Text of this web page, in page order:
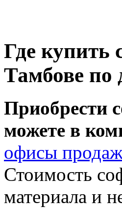
Где купить
Тамбове по
Приобрести
можете в
офисы
Стоимость
материала и